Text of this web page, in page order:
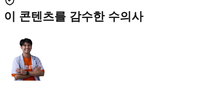
이 콘텐츠를 감수한 수의사